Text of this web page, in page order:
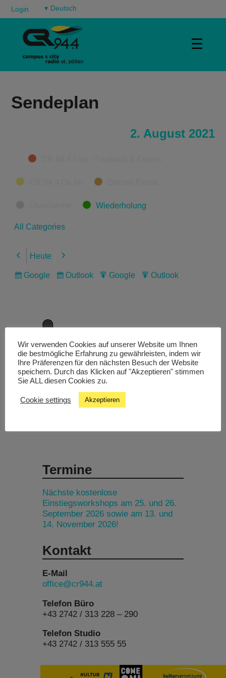
Login ▾
☰
Sendeplan
2. August 2021
Categories
Wiederholung
All Categories
Previous
Heute Next
Subscribe
Google
Subscribe
Outlook
Export
Google
Export
Outlook
Livestream
Studiochat
Termine
Nächste kostenlose
Einstiegsworkshops am 25. und 26.
September 2026 sowie am 13. und
14. November 2026!
Kontakt
E-Mail
office@cr944.at
Telefon Büro
+43 2742 / 313 228 – 290
Telefon Studio
+43 2742 / 313 555 55
Wir verwenden Cookies auf unserer Website um Ihnen
die bestmögliche Erfahrung zu gewährleisten, indem wir
Ihre Präferenzen für den nächsten Besuch der Website
speichern. Durch das Klicken auf "Akzeptieren" stimmen
Sie ALL diesen Cookies zu.
Cookie settings Akzeptieren